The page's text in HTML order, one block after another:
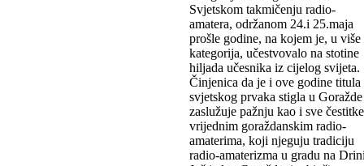
Elvir Hošo novi je šampion u
kategoriji 28 megaherca na
Svjetskom takmičenju radio-
amatera, održanom 24.i 25.maja
prošle godine, na kojem je, u više
kategorija, učestvovalo na stotine
hiljada učesnika iz cijelog svijeta.
Činjenica da je i ove godine titula
svjetskog prvaka stigla u Goražde
zaslužuje pažnju kao i sve čestitke